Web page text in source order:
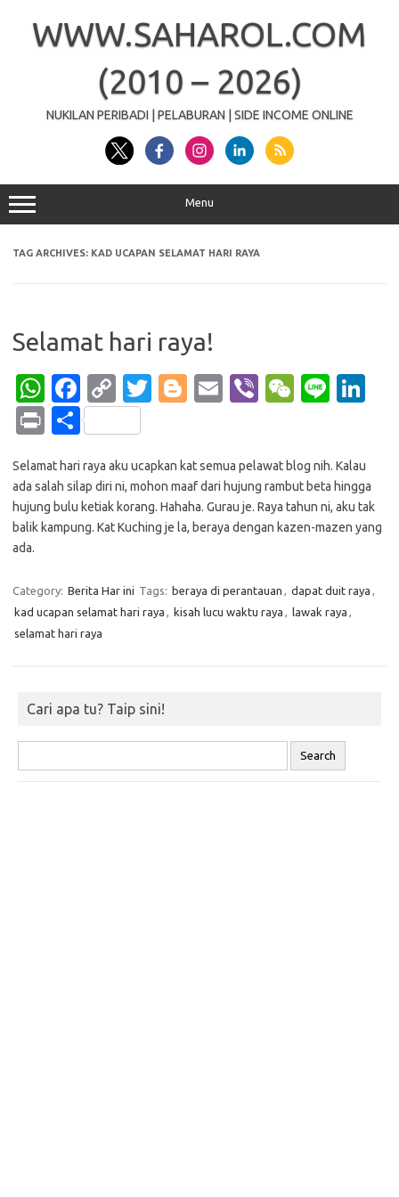
contentWWW.SAHAROL.COM
(2010 – 2026)
NUKILAN PERIBADI | PELABURAN | SIDE INCOME ONLINE
Menu
TAG ARCHIVES: KAD UCAPAN SELAMAT HARI RAYA
Selamat hari raya!
W
h
at
s
A
p
Fa
c
e
b
o
o
C
o
p
y
Li
n
T
te
r
Bl
g
er
E
Vi
W
h
at
Li
dI
n
Pr
t
S
ar
e
Selamat hari raya aku ucapkan kat semua pelawat blog nih. Kalau
ada salah silap diri ni, mohon maaf dari hujung rambut beta hingga
hujung bulu ketiak korang. Hahaha. Gurau je. Raya tahun ni, aku tak
balik kampung. Kat Kuching je la, beraya dengan kazen-mazen yang
ada.
Category: Berita Har ini Tags: beraya di perantauan , dapat duit raya ,
kad ucapan selamat hari raya , kisah lucu waktu raya , lawak raya ,
selamat hari raya
Cari apa tu? Taip sini!